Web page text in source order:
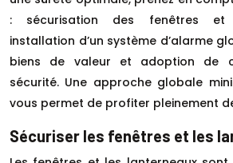
: sécurisation des fenêtres et
installation d’un système d’alarme
biens de valeur et adoption de
sécurité. Une approche globale
vous permet de profiter pleinement
Sécuriser les fenêtres et les